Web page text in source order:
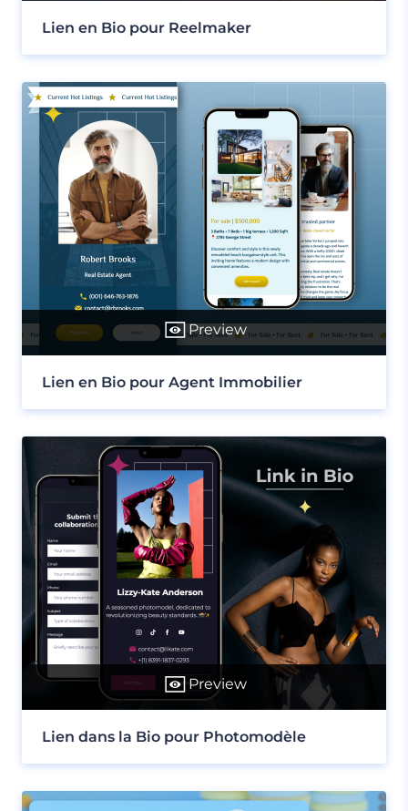
Lien en Bio pour Reelmaker
Preview
Lien en Bio pour Agent Immobilier
Preview
Lien dans la Bio pour Photomodèle